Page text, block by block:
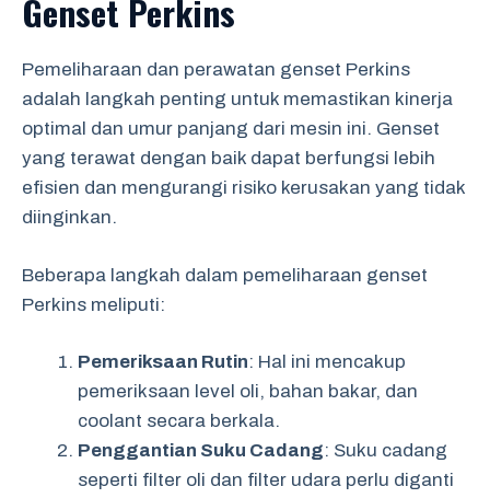
Genset Perkins
Pemeliharaan dan perawatan genset Perkins
adalah langkah penting untuk memastikan kinerja
optimal dan umur panjang dari mesin ini. Genset
yang terawat dengan baik dapat berfungsi lebih
efisien dan mengurangi risiko kerusakan yang tidak
diinginkan.
Beberapa langkah dalam pemeliharaan genset
Perkins meliputi:
Pemeriksaan Rutin: Hal ini mencakup
pemeriksaan level oli, bahan bakar, dan
coolant secara berkala.
Penggantian Suku Cadang: Suku cadang
seperti filter oli dan filter udara perlu diganti